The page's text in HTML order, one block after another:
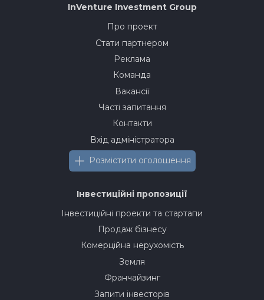
InVenture Investment Group
Про проект
Стати партнером
Реклама
Команда
Вакансії
Часті запитання
Контакти
Вхід адміністратора
Розмістити оголошення
Інвестиційні пропозиції
Інвестиційні проекти та стартапи
Продаж бізнесу
Комерційна нерухомість
Земля
Франчайзинг
Запити інвесторів